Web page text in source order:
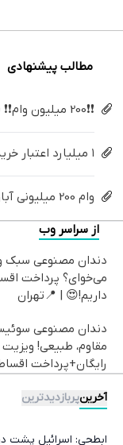
مطالب پیشنهادی
❗❗200 میلیون وام❗❗ فقط با احراز هویت
۱ میلیارد اعتبار خرید طلا | بدون ضامن و چک
وام 200 میلیونی آبان تتر. همین الان احراز هویت کن!
از سراسر وب
دندان مصنوعی سبک
می‌خوای؟ پرداخت
داریم!😍 | 📍تهران
دندان مصنوعی
مقاوم، طبیعی! ویزیت
رایگان+پرداخت
آخرینپربازدیدترین
ابطحی: اسرائیل پشت